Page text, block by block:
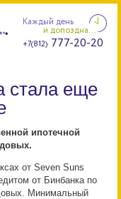
Каждый день
и допоздна...
+7(812) 777-20-20
стала еще
ипотечной
от Seven Suns
от Бинбанка по
Минимальный